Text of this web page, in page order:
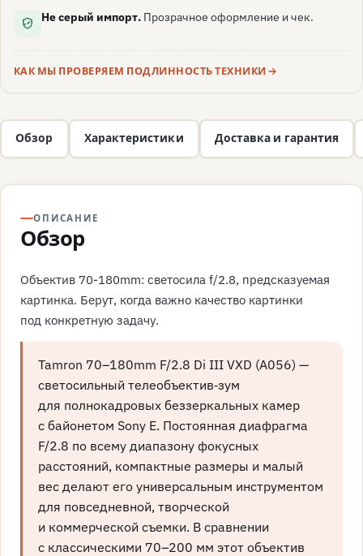
Не серый импорт. Прозрачное оформление и чек.
КАК МЫ ПРОВЕРЯЕМ ПОДЛИННОСТЬ ТЕХНИКИ
Обзор Характеристики Доставка и гарантия
ОПИСАНИЕ
Обзор
Объектив 70-180mm: светосила f/2.8, предсказуемая
картинка. Берут, когда важно качество картинки
под конкретную задачу.
Tamron 70–180mm F/2.8 Di III VXD (A056) —
светосильный телеобъектив‑зум
для полнокадровых беззеркальных камер
с байонетом Sony E. Постоянная диафрагма
F/2.8 по всему диапазону фокусных
расстояний, компактные размеры и малый
вес делают его универсальным инструментом
для повседневной, творческой
и коммерческой съемки. В сравнении
с классическими 70–200 мм этот объектив